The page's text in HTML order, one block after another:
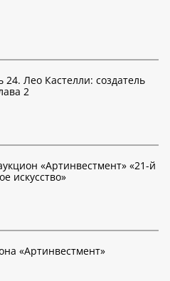
Лео Кастелли: создатель
2
«Артинвестмент» «21-й
искусство»
«Артинвестмент»